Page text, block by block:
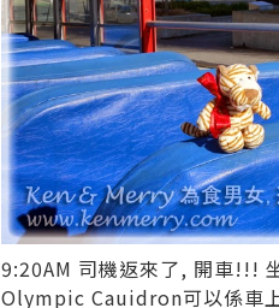
9:20AM 司機返來了, 開車!!!
Olympic Cauidron可以係車